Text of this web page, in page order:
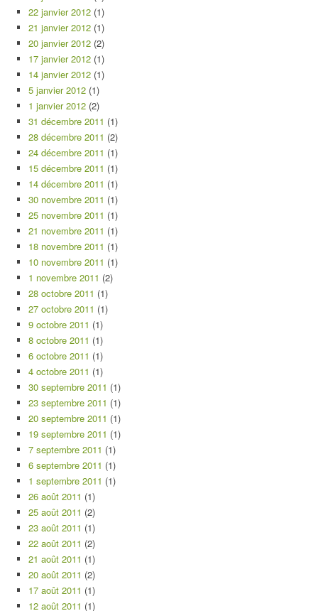
22 janvier 2012 (1)
21 janvier 2012 (1)
20 janvier 2012 (2)
17 janvier 2012 (1)
14 janvier 2012 (1)
5 janvier 2012 (1)
1 janvier 2012 (2)
31 décembre 2011 (1)
28 décembre 2011 (2)
24 décembre 2011 (1)
15 décembre 2011 (1)
14 décembre 2011 (1)
30 novembre 2011 (1)
25 novembre 2011 (1)
21 novembre 2011 (1)
18 novembre 2011 (1)
10 novembre 2011 (1)
1 novembre 2011 (2)
28 octobre 2011 (1)
27 octobre 2011 (1)
9 octobre 2011 (1)
8 octobre 2011 (1)
6 octobre 2011 (1)
4 octobre 2011 (1)
30 septembre 2011 (1)
23 septembre 2011 (1)
20 septembre 2011 (1)
19 septembre 2011 (1)
7 septembre 2011 (1)
6 septembre 2011 (1)
1 septembre 2011 (1)
26 août 2011 (1)
25 août 2011 (2)
23 août 2011 (1)
22 août 2011 (2)
21 août 2011 (1)
20 août 2011 (2)
17 août 2011 (1)
12 août 2011 (1)